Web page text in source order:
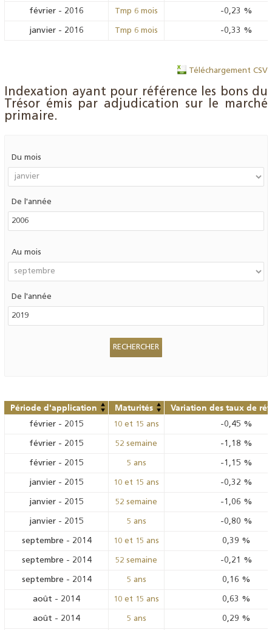
février - 2016 Tmp 6 mois -0,23 %
janvier - 2016 Tmp 6 mois -0,33 %
Téléchargement CSV
Indexation ayant pour référence les bons du
Trésor émis par adjudication sur le marché
primaire.
Du mois
De l'année
Au mois
De l'année
Période d'application Maturités Variation des taux de
février - 2015 10 et 15 ans -0,45 %
février - 2015 52 semaine -1,18 %
février - 2015 5 ans -1,15 %
janvier - 2015 10 et 15 ans -0,32 %
janvier - 2015 52 semaine -1,06 %
janvier - 2015 5 ans -0,80 %
septembre - 2014 10 et 15 ans 0,39 %
septembre - 2014 52 semaine -0,21 %
septembre - 2014 5 ans 0,16 %
août - 2014 10 et 15 ans 0,63 %
août - 2014 5 ans 0,29 %